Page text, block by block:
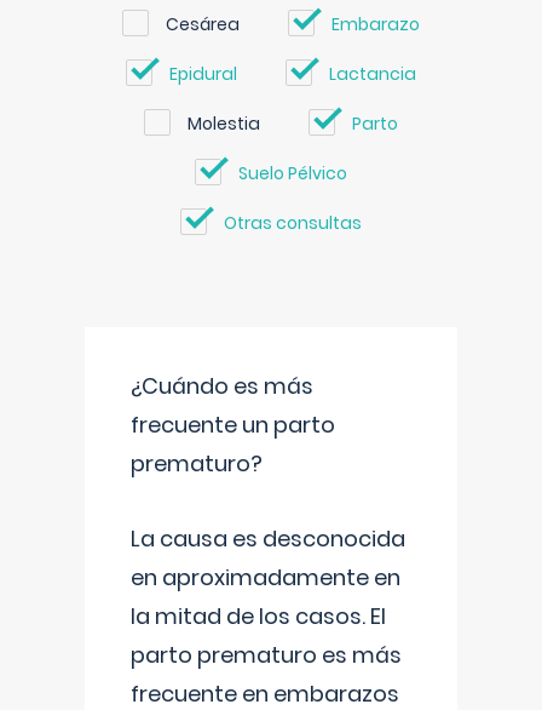
Cesárea Embarazo
Epidural Lactancia
Molestia Parto
Suelo Pélvico
Otras consultas
¿Cuándo es más
frecuente un parto
prematuro?
La causa es desconocida
en aproximadamente en
la mitad de los casos. El
parto prematuro es más
frecuente en embarazos